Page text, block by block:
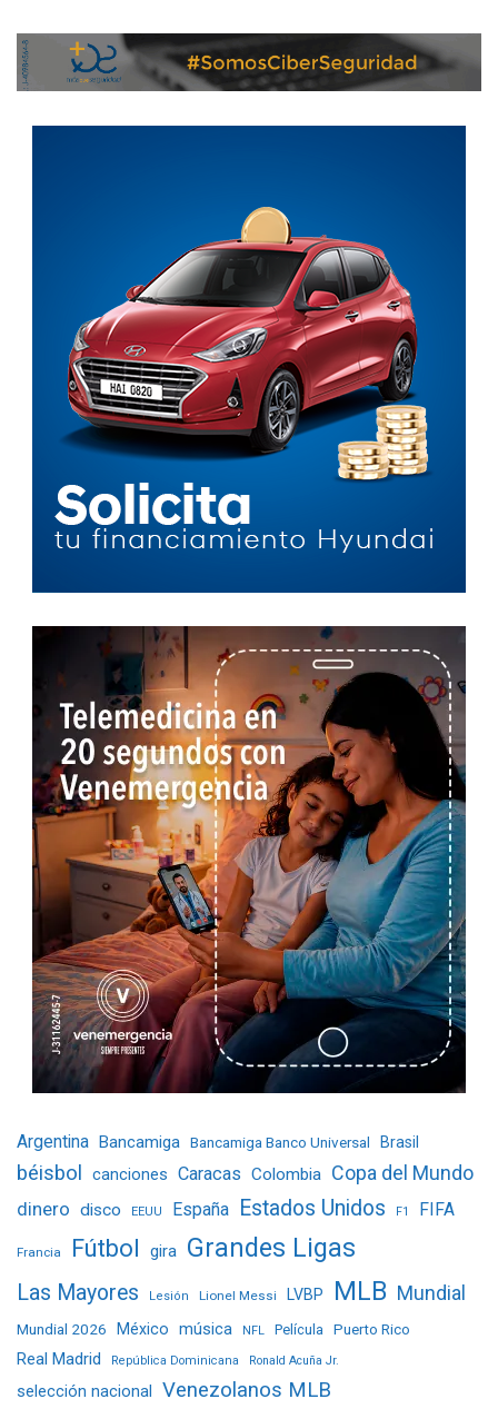
Argentina Bancamiga Bancamiga Banco Universal Brasil
béisbol canciones Caracas Colombia Copa del Mundo
dinero disco EEUU España Estados Unidos F1 FIFA
Francia Fútbol gira Grandes Ligas
Las Mayores Lesión Lionel Messi LVBP MLB Mundial
Mundial 2026 México música NFL Película Puerto Rico
Real Madrid República Dominicana Ronald Acuña Jr.
selección nacional Venezolanos MLB